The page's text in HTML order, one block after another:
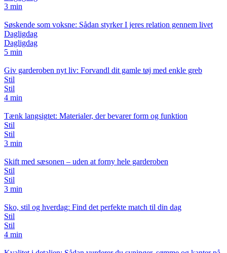
3 min
Søskende som voksne: Sådan styrker I jeres relation gennem livet
Dagligdag
Dagligdag
5 min
Giv garderoben nyt liv: Forvandl dit gamle tøj med enkle greb
Stil
Stil
4 min
Tænk langsigtet: Materialer, der bevarer form og funktion
Stil
Stil
3 min
Skift med sæsonen – uden at forny hele garderoben
Stil
Stil
3 min
Sko, stil og hverdag: Find det perfekte match til din dag
Stil
Stil
4 min